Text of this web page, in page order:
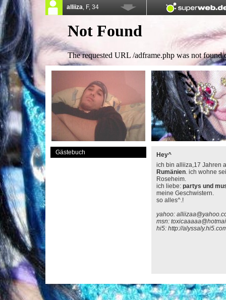
Gästebuch
Hey^
ich bin alliiza,17 Jahren
Rumänien. ich wohne
Roseheim.
ich liebe: partys und
meine Geschwistern.
so alles^.!
yahoo:
msn:
hi5: http://